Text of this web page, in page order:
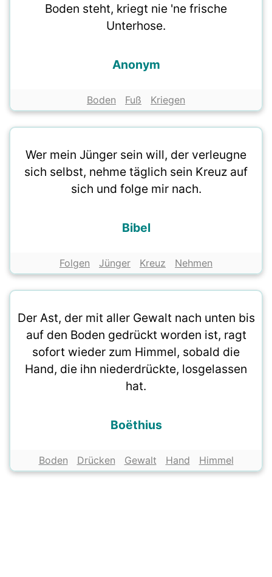
Boden steht, kriegt nie 'ne frische
Unterhose.
Anonym
Boden Fuß Kriegen
Wer mein Jünger sein will, der verleugne
sich selbst, nehme täglich sein Kreuz auf
sich und folge mir nach.
Bibel
Folgen Jünger Kreuz Nehmen
Der Ast, der mit aller Gewalt nach unten bis
auf den Boden gedrückt worden ist, ragt
sofort wieder zum Himmel, sobald die
Hand, die ihn niederdrückte, losgelassen
hat.
Boëthius
Boden Drücken Gewalt Hand Himmel